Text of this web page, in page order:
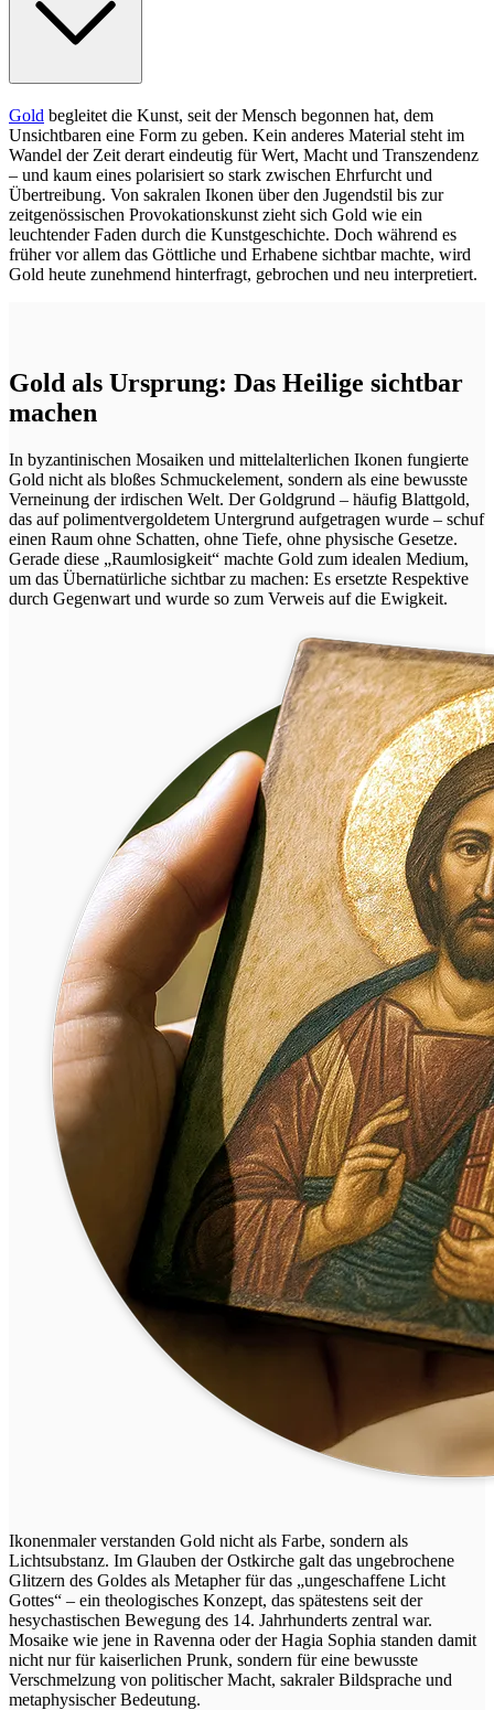
Gold begleitet die Kunst, seit der Mensch begonnen hat, dem
Unsichtbaren eine Form zu geben. Kein anderes Material steht im
Wandel der Zeit derart eindeutig für Wert, Macht und Transzendenz
– und kaum eines polarisiert so stark zwischen Ehrfurcht und
Übertreibung. Von sakralen Ikonen über den Jugendstil bis zur
zeitgenössischen Provokationskunst zieht sich Gold wie ein
leuchtender Faden durch die Kunstgeschichte. Doch während es
früher vor allem das Göttliche und Erhabene sichtbar machte, wird
Gold heute zunehmend hinterfragt, gebrochen und neu interpretiert.
Gold als Ursprung: Das Heilige sichtbar
machen
In byzantinischen Mosaiken und mittelalterlichen Ikonen fungierte
Gold nicht als bloßes Schmuckelement, sondern als eine bewusste
Verneinung der irdischen Welt. Der Goldgrund – häufig Blattgold,
das auf polimentvergoldetem Untergrund aufgetragen wurde – schuf
einen Raum ohne Schatten, ohne Tiefe, ohne physische Gesetze.
Gerade diese „Raumlosigkeit“ machte Gold zum idealen Medium,
um das Übernatürliche sichtbar zu machen: Es ersetzte Respektive
durch Gegenwart und wurde so zum Verweis auf die Ewigkeit.
Ikonenmaler verstanden Gold nicht als Farbe, sondern als
Lichtsubstanz. Im Glauben der Ostkirche galt das ungebrochene
Glitzern des Goldes als Metapher für das „ungeschaffene Licht
Gottes“ – ein theologisches Konzept, das spätestens seit der
hesychastischen Bewegung des 14. Jahrhunderts zentral war.
Mosaike wie jene in Ravenna oder der Hagia Sophia standen damit
nicht nur für kaiserlichen Prunk, sondern für eine bewusste
Verschmelzung von politischer Macht, sakraler Bildsprache und
metaphysischer Bedeutung.